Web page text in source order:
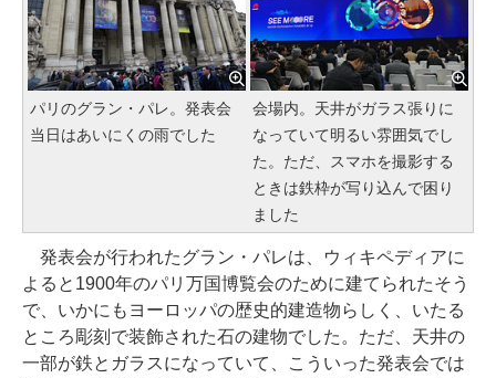
パリのグラン・パレ。発表会
当日はあいにくの雨でした
会場内。天井がガラス張りに
なっていて明るい雰囲気でし
た。ただ、スマホを撮影する
ときは鉄枠が写り込んで困り
ました
発表会が行われたグラン・パレは、ウィキペディアに
よると1900年のパリ万国博覧会のために建てられたそう
で、いかにもヨーロッパの歴史的建造物らしく、いたる
ところ彫刻で装飾された石の建物でした。ただ、天井の
一部が鉄とガラスになっていて、こういった発表会では